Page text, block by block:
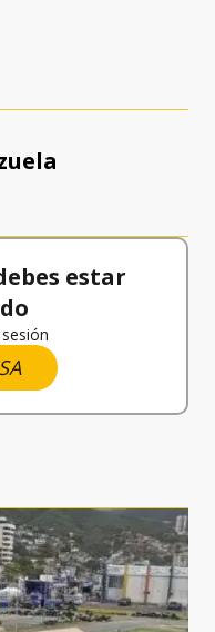
estar